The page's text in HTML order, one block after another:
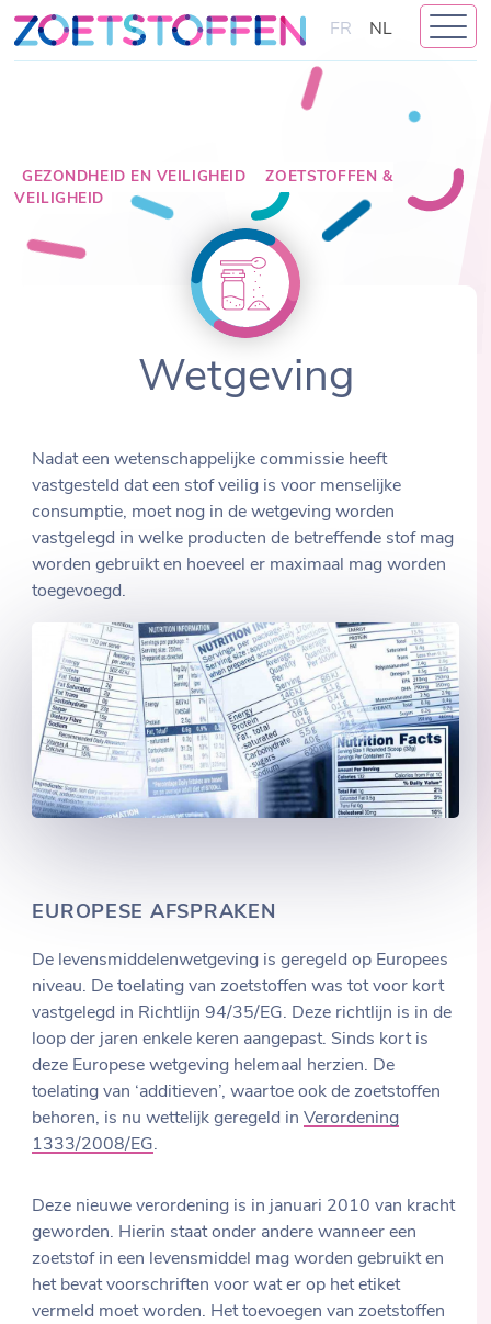
Skip
to
content
FR NL
GEZONDHEID EN VEILIGHEID
ZOETSTOFFEN &
VEILIGHEID
Wetgeving
Nadat een wetenschappelijke commissie heeft
vastgesteld dat een stof veilig is voor menselijke
consumptie, moet nog in de wetgeving worden
vastgelegd in welke producten de betreffende stof mag
worden gebruikt en hoeveel er maximaal mag worden
toegevoegd.
EUROPESE AFSPRAKEN
De levensmiddelenwetgeving is geregeld op Europees
niveau. De toelating van zoetstoffen was tot voor kort
vastgelegd in Richtlijn 94/35/EG. Deze richtlijn is in de
loop der jaren enkele keren aangepast. Sinds kort is
deze Europese wetgeving helemaal herzien. De
toelating van ‘additieven’, waartoe ook de zoetstoffen
behoren, is nu wettelijk geregeld inVerordening
1333/2008/EG.
Deze nieuwe verordening is in januari 2010 van kracht
geworden. Hierin staat onder andere wanneer een
zoetstof in een levensmiddel mag worden gebruikt en
het bevat voorschriften voor wat er op het etiket
vermeld moet worden. Het toevoegen van zoetstoffen